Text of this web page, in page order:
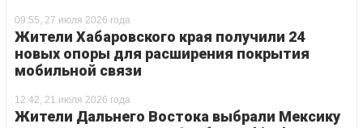
09:55, 27 июля 2026 года
Жители Хабаровского края получили 24
новых опоры для расширения покрытия
мобильной связи
12:42, 21 июля 2026 года
Жители Дальнего Востока выбрали Мексику